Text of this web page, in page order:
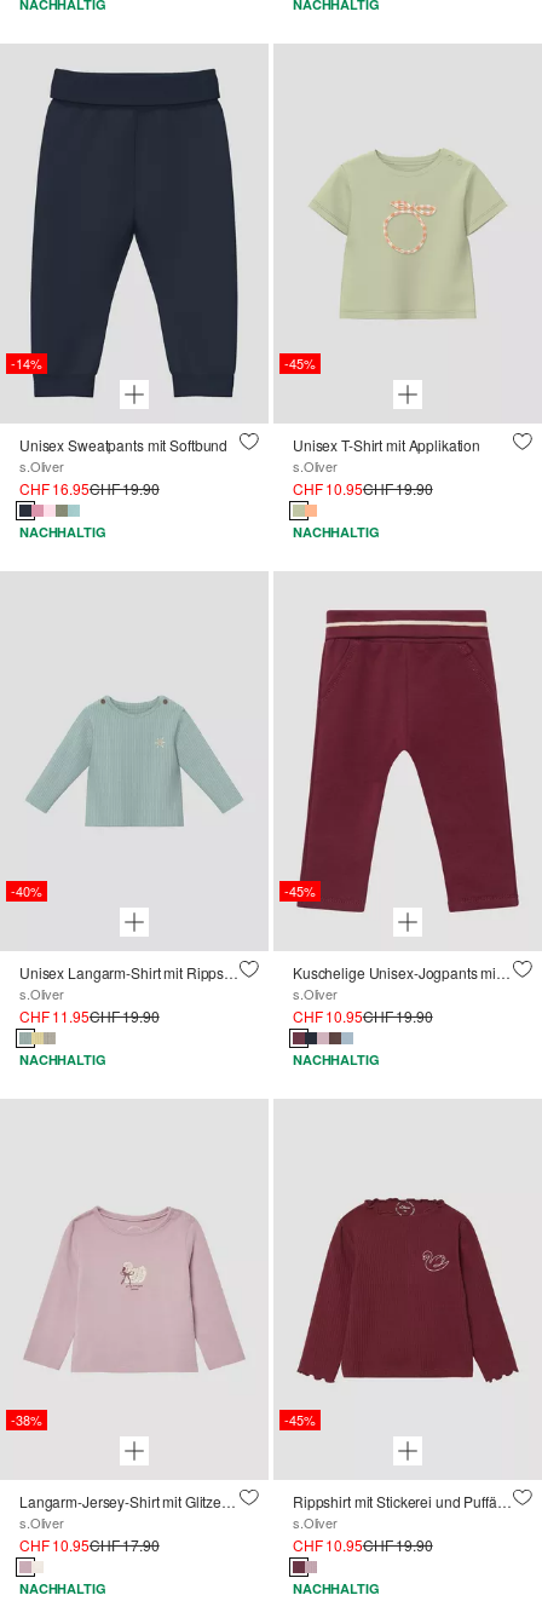
NACHHALTIG NACHHALTIG
-14%
Unisex Sweatpants mit Softbund
s.Oliver
CHF 16.95CHF 19.90
NACHHALTIG
-45%
Unisex T-Shirt mit Applikation
s.Oliver
CHF 10.95CHF 19.90
NACHHALTIG
-40%
Unisex Langarm-Shirt mit Rippstruktur und Stickerei
s.Oliver
CHF 11.95CHF 19.90
NACHHALTIG
-45%
Kuschelige Unisex-Jogpants mit Umschlagbund
s.Oliver
CHF 10.95CHF 19.90
NACHHALTIG
-38%
Langarm-Jersey-Shirt mit Glitzerprint
s.Oliver
CHF 10.95CHF 17.90
NACHHALTIG
-45%
Rippshirt mit Stickerei und Puffärmel
s.Oliver
CHF 10.95CHF 19.90
NACHHALTIG